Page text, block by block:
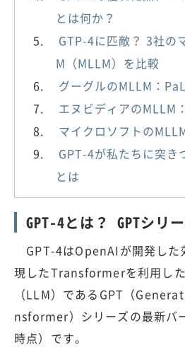
とは何か？
GTP-4に匹敵？ 3社の
M（MLLM）を比較
グーグルのMLLM：
エヌビディアのMLLM
マイクロソフトの
GPT-4が私たちに突き
とは
GPT-4とは？ GPTシリ
GPT-4はOpenAIが開発した
現したTransformerを利用し
（LLM）であるGPT（
nsformer）シリーズの最新バ
時点）です。